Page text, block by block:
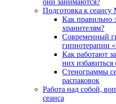
они занимаются?
Подготовка к
Как правильно
хранителям?
Современный
гипнотерапии
Как работают
них
Стенограммы
распаковок
Работа над собой,
сеанса